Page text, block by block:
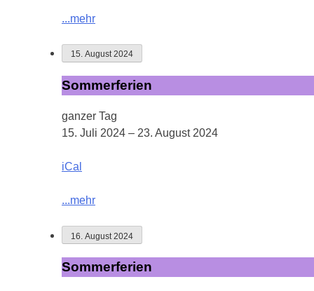
...mehr
15. August 2024
Sommerferien
Sommerferien
ganzer Tag
15. Juli 2024 – 23. August 2024
iCal
...mehr
16. August 2024
Sommerferien
Sommerferien